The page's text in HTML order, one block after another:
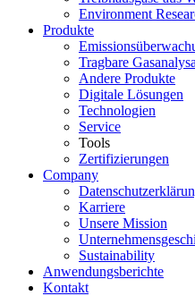
Environment
Produkte
Tragbare
Andere Produkte
Digitale Lösungen
Technologien
Service
Tools
Zertifizierungen
Company
Karriere
Unsere Mission
Sustainability
Anwendungsberichte
Kontakt